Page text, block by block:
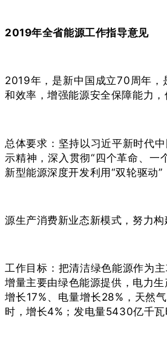
2019年全省能源工作指导意见
2019年，是新中国成立70周年，
和效率，增强能源安全保障能力
总体要求：坚持以习近平新时代
示精神，深入贯彻“四个革命、一
新型能源深度开发利用“双轮驱动
源生产消费新业态新模式，努力
工作目标：把清洁绿色能源作为
增量主要由绿色能源提供，电力
增长17%、电量增长28%，天然
时，增长4%；发电量5430亿千瓦